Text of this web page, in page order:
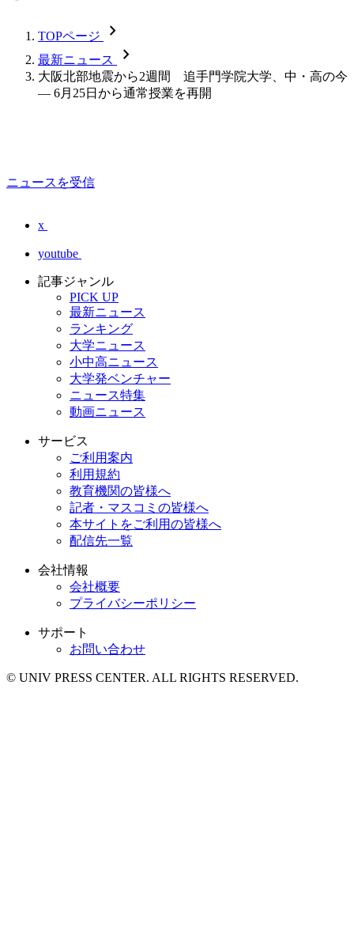
TOPページ chevron_forward
最新ニュース chevron_forward
大阪北部地震から2週間 追手門学院大学、中・高の今
— 6月25日から通常授業を再開
ニュースを受信
x
youtube
記事ジャンル
PICK UP
最新ニュース
ランキング
大学ニュース
小中高ニュース
大学発ベンチャー
ニュース特集
動画ニュース
サービス
ご利用案内
利用規約
教育機関の皆様へ
記者・マスコミの皆様へ
本サイトをご利用の皆様へ
配信先一覧
会社情報
会社概要
プライバシーポリシー
サポート
お問い合わせ
© UNIV PRESS CENTER. ALL RIGHTS RESERVED.